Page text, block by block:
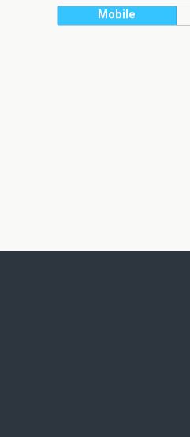
Mobile